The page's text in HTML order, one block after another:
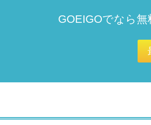
GOEIGOでなら